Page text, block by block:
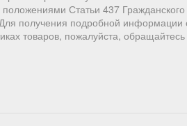
Статьи 437 Гражданского
получения подробной информации
товаров, пожалуйста,